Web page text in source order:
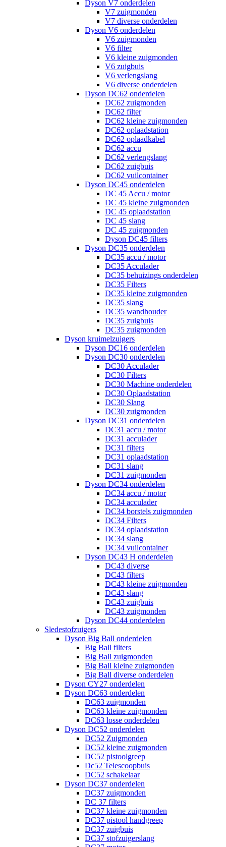
Dyson V7 onderdelen
V7 zuigmonden
V7 diverse onderdelen
Dyson V6 onderdelen
V6 zuigmonden
V6 filter
V6 kleine zuigmonden
V6 zuigbuis
V6 verlengslang
V6 diverse onderdelen
Dyson DC62 onderdelen
DC62 zuigmonden
DC62 filter
DC62 kleine zuigmonden
DC62 oplaadstation
DC62 oplaadkabel
DC62 accu
DC62 verlengslang
DC62 zuigbuis
DC62 vuilcontainer
Dyson DC45 onderdelen
DC 45 Accu / motor
DC 45 kleine zuigmonden
DC 45 oplaadstation
DC 45 slang
DC 45 zuigmonden
Dyson DC45 filters
Dyson DC35 onderdelen
DC35 accu / motor
DC35 Acculader
DC35 behuizings onderdelen
DC35 Filters
DC35 kleine zuigmonden
DC35 slang
DC35 wandhouder
DC35 zuigbuis
DC35 zuigmonden
Dyson kruimelzuigers
Dyson DC16 onderdelen
Dyson DC30 onderdelen
DC30 Acculader
DC30 Filters
DC30 Machine onderdelen
DC30 Oplaadstation
DC30 Slang
DC30 zuigmonden
Dyson DC31 onderdelen
DC31 accu / motor
DC31 acculader
DC31 filters
DC31 oplaadstation
DC31 slang
DC31 zuigmonden
Dyson DC34 onderdelen
DC34 accu / motor
DC34 acculader
DC34 borstels zuigmonden
DC34 Filters
DC34 oplaadstation
DC34 slang
DC34 vuilcontainer
Dyson DC43 H onderdelen
DC43 diverse
DC43 filters
DC43 kleine zuigmonden
DC43 slang
DC43 zuigbuis
DC43 zuigmonden
Dyson DC44 onderdelen
Sledestofzuigers
Dyson Big Ball onderdelen
Big Ball filters
Big Ball zuigmonden
Big Ball kleine zuigmonden
Big Ball diverse onderdelen
Dyson CY27 onderdelen
Dyson DC63 onderdelen
DC63 zuigmonden
DC63 kleine zuigmonden
DC63 losse onderdelen
Dyson DC52 onderdelen
DC52 Zuigmonden
DC52 kleine zuigmonden
DC52 pistoolgreep
Dc52 Telescoopbuis
DC52 schakelaar
Dyson DC37 onderdelen
DC37 zuigmonden
DC 37 filters
DC37 kleine zuigmonden
DC37 pistool handgreep
DC37 zuigbuis
DC37 stofzuigerslang